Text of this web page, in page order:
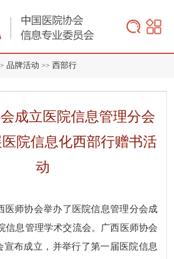
品牌活动 >> 西部行
成立医院信息管理分会
院信息化西部行赠书活
动
医师协会举办了医院信息管理分会成
信息管理学术交流会。广西医师协会
宣布成立，并举行了第一届医院信息